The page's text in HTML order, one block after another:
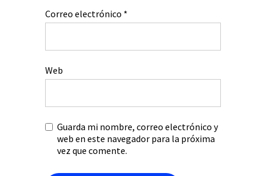
Correo electrónico *
Web
Guarda mi nombre, correo electrónico y
web en este navegador para la próxima
vez que comente.